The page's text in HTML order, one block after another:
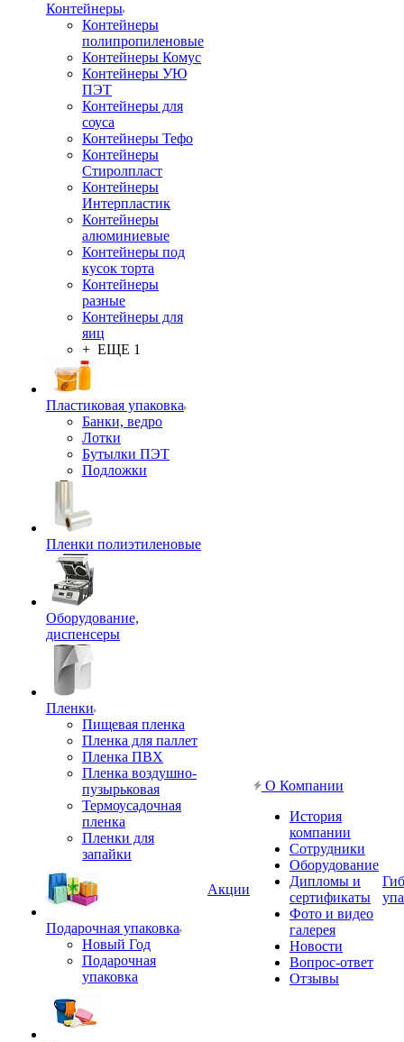
Контейнеры
Контейнеры
полипропиленовые
Контейнеры Комус
Контейнеры УЮ
ПЭТ
Контейнеры для
соуса
Контейнеры Тефо
Контейнеры
Стиролпласт
Контейнеры
Интерпластик
Контейнеры
алюминиевые
Контейнеры под
кусок торта
Контейнеры
разные
Контейнеры для
яиц
+ ЕЩЕ 1
Пластиковая упаковка
Банки, ведро
Лотки
Бутылки ПЭТ
Подложки
Пленки полиэтиленовые
Оборудование,
диспенсеры
Пленки
Пищевая пленка
Пленка для паллет
Пленка ПВХ
Пленка воздушно-
пузырьковая
Термоусадочная
пленка
Пленки для
запайки
Подарочная упаковка
Новый Год
Подарочная
упаковка
Акции
О Компании
История
компании
Сотрудники
Оборудование
Дипломы и
сертификаты
Фото и видео
галерея
Новости
Вопрос-ответ
Отзывы